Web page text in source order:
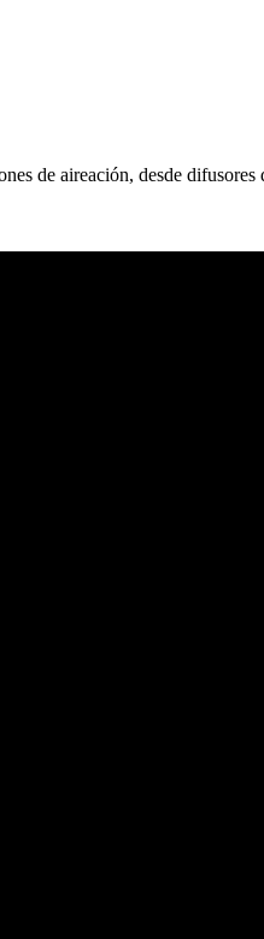
de aireación, desde